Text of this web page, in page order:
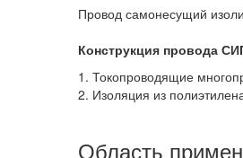
Провод самонесущий
Конструкция провода
1. Токопроводящие
2. Изоляция из
Область